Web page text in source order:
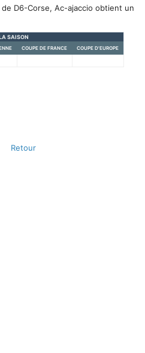
D6-Corse, Ac-ajaccio obtient un
SAISON
COUPE DE FRANCE COUPE D'EUROPE
Retour